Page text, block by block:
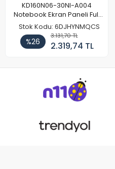
KD160N06-30NI-A004
Notebook Ekran Paneli Full
HD
Stok Kodu: 6DJHYNMQCS
%26
3.131,70 TL
2.319,74 TL